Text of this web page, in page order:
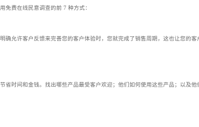
免费在线民意调查的前 7 种方式：
确允许客户反馈来完善您的客户体验时，您就完成了销售周期，这也让您的客
省时间和金钱。找出哪些产品最受客户欢迎；他们如何使用这些产品；以及他